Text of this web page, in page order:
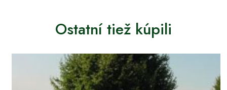
Ostatní tiež kúpili